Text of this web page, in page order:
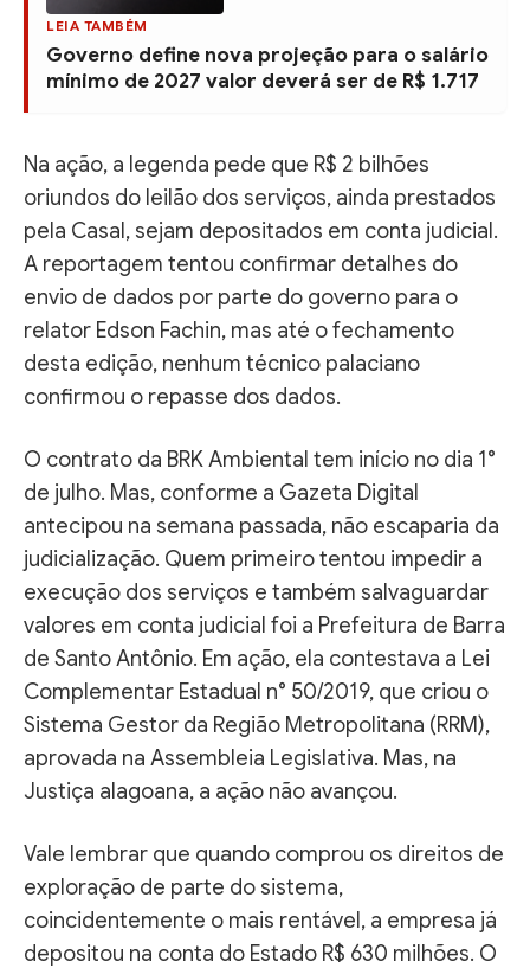
LEIA TAMBÉM
Governo define nova projeção para o salário
mínimo de 2027 valor deverá ser de R$ 1.717
Na ação, a legenda pede que R$ 2 bilhões
oriundos do leilão dos serviços, ainda prestados
pela Casal, sejam depositados em conta judicial.
A reportagem tentou confirmar detalhes do
envio de dados por parte do governo para o
relator Edson Fachin, mas até o fechamento
desta edição, nenhum técnico palaciano
confirmou o repasse dos dados.
O contrato da BRK Ambiental tem início no dia 1°
de julho. Mas, conforme a Gazeta Digital
antecipou na semana passada, não escaparia da
judicialização. Quem primeiro tentou impedir a
execução dos serviços e também salvaguardar
valores em conta judicial foi a Prefeitura de Barra
de Santo Antônio. Em ação, ela contestava a Lei
Complementar Estadual n° 50/2019, que criou o
Sistema Gestor da Região Metropolitana (RRM),
aprovada na Assembleia Legislativa. Mas, na
Justiça alagoana, a ação não avançou.
Vale lembrar que quando comprou os direitos de
exploração de parte do sistema,
coincidentemente o mais rentável, a empresa já
depositou na conta do Estado R$ 630 milhões. O